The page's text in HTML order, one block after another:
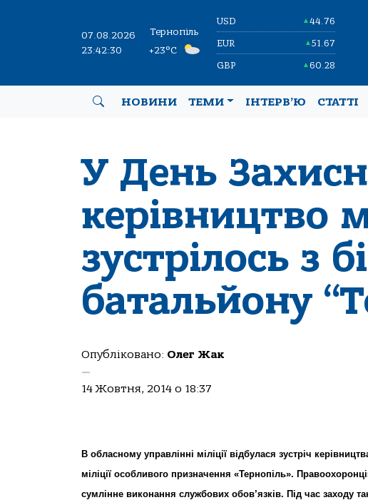
07.08.2026
23:42:31
Тернопіль
+23°C
USD ▲44.76
EUR ▲51.67
GBP ▲60.28
НОВИНИ ТЕМИ ІНТЕРВ’Ю СТАТТІ
У День
керівництво
зустрілось з
батальйону
Опубліковано: Олег Жак
—
14 Жовтня, 2014 о 18:37
В обласному управлінні міліції відбулася зустріч
міліції особливого призначення «Тернопіль».
сумлінне виконання службових обов’язків. Під час заходу